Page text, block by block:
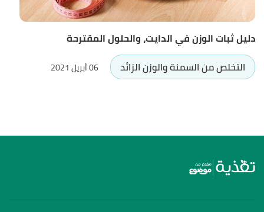
دليل ثبات الوزن في الدايت، والحلول المقترحة
التخلص من السمنة والوزن الزائد
06 أبريل 2021